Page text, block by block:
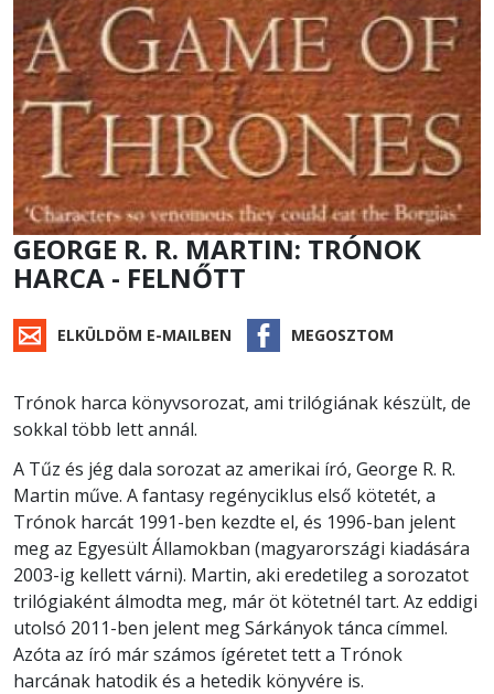
GEORGE R. R. MARTIN: TRÓNOK
HARCA - FELNŐTT
ELKÜLDÖM E-MAILBEN MEGOSZTOM
Trónok harca könyvsorozat, ami trilógiának készült, de
sokkal több lett annál.
A Tűz és jég dala sorozat az amerikai író, George R. R.
Martin műve. A fantasy regényciklus első kötetét, a
Trónok harcát 1991-ben kezdte el, és 1996-ban jelent
meg az Egyesült Államokban (magyarországi kiadására
2003-ig kellett várni). Martin, aki eredetileg a sorozatot
trilógiaként álmodta meg, már öt kötetnél tart. Az eddigi
utolsó 2011-ben jelent meg Sárkányok tánca címmel.
Azóta az író már számos ígéretet tett a Trónok
harcának hatodik és a hetedik könyvére is.